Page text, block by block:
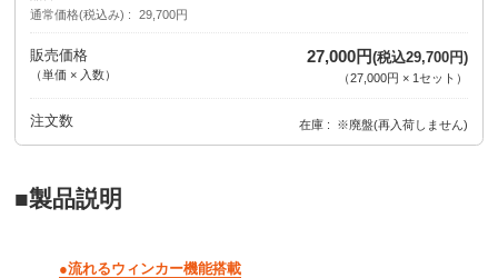
通常価格(税込み)
29,700円
販売価格
（単価 × 入数）
27,000円(税込29,700円)
（27,000円 × 1セット ）
注文数 在庫 ※廃盤(再入荷しません)
■製品説明
●流れるウィンカー機能搭載